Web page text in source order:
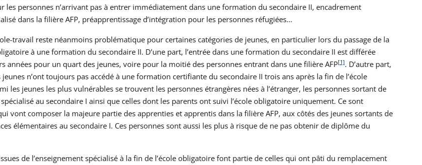
les personnes n’arrivant pas à entrer immédiatement dans une formation du secondaire II, encadrement
dans la filière AFP, préapprentissage d’intégration pour les personnes réfugiées…
travail reste néanmoins problématique pour certaines catégories de jeunes, en particulier lors du passage de la
à une formation du secondaire II. D’une part, l’entrée dans une formation du secondaire II est différée
années pour un quart des jeunes, voire pour la moitié des personnes entrant dans une filière AFP[1]. D’autre part,
jeunes n’ont toujours pas accédé à une formation certifiante du secondaire II trois ans après la fin de l’école
les jeunes les plus vulnérables se trouvent les personnes étrangères nées à l’étranger, les personnes sortant de
spécialisé au secondaire I ainsi que celles dont les parents ont suivi l’école obligatoire uniquement. Ce sont
vont composer la majeure partie des apprenties et apprentis dans la filière AFP, aux côtés des jeunes sortants de
élémentaires au secondaire I. Ces personnes sont aussi les plus à risque de ne pas obtenir de diplôme du
de l’enseignement spécialisé à la fin de l’école obligatoire font partie de celles qui ont pâti du remplacement